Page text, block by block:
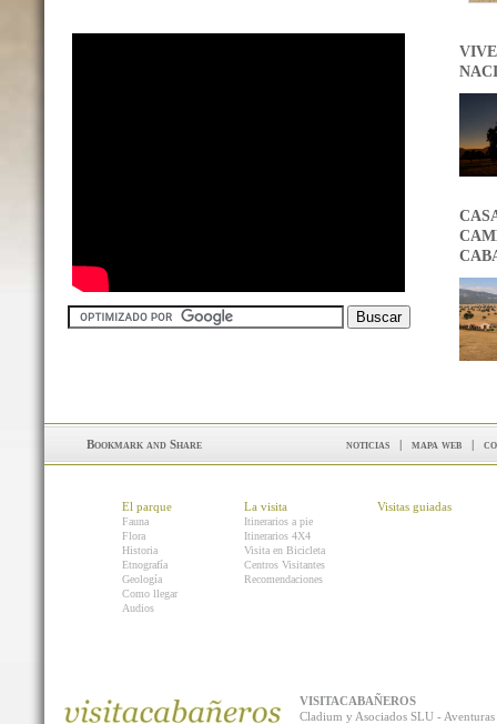
noticias | mapa web |
El parque
Fauna
Flora
Historia
Etnografía
Geología
Como llegar
Audios
La visita
Itinerarios a pie
Itinerarios 4X4
Visita en Bicicleta
Centros Visitantes
Recomendaciones
Visitas guiadas
VISITACABAÑEROS
Cladium y Asociados SLU -